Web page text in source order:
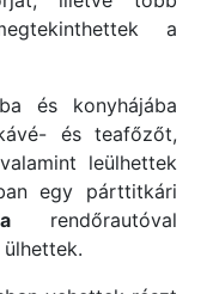
a
és konyhájába
és teafőzőt,
leülhettek
egy párttitkári
rendőrautóval